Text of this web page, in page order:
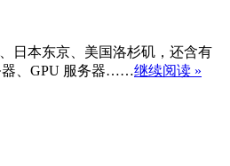
日本东京、美国洛杉矶，还含有
器、GPU 服务器……继续阅读 »